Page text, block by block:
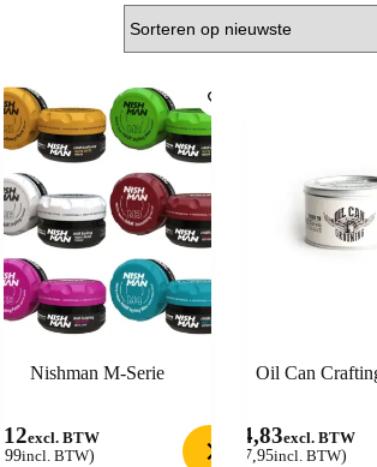
Nishman M-Serie
excl. BTW
4,99incl. BTW)
Oil Can
14,83excl. BTW
17,95incl. BTW)